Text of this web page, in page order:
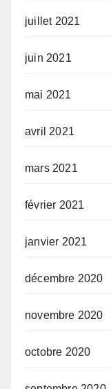
juillet 2021
juin 2021
mai 2021
avril 2021
mars 2021
février 2021
janvier 2021
décembre 2020
novembre 2020
octobre 2020